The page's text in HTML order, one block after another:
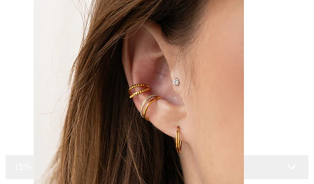
15% RABAT PÅ ALLE SMYKKER